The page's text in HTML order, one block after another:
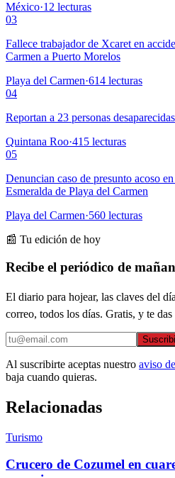
México·12 lecturas
03
Fallece trabajador de Xcaret en
Carmen a Puerto Morelos
Playa del Carmen·614 lecturas
04
Reportan a 23 personas
Quintana Roo·415 lecturas
05
Denuncian caso de presunto acoso
Esmeralda de Playa del Carmen
Playa del Carmen·560 lecturas
📰 Tu edición de hoy
Recibe el periódico de
El diario para hojear, las claves del
correo, todos los días. Gratis, y te
Al suscribirte aceptas nuestro aviso
baja cuando quieras.
Relacionadas
Turismo
Crucero de Cozumel en